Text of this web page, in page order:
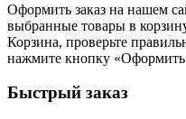
Оформить заказ на нашем
выбранные товары в
Корзина, проверьте
нажмите кнопку «Оформить
Быстрый заказ